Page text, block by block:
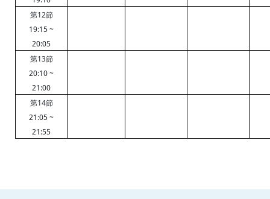
第12節
19:15 ~
20:05
第13節
20:10 ~
21:00
第14節
21:05 ~
21:55